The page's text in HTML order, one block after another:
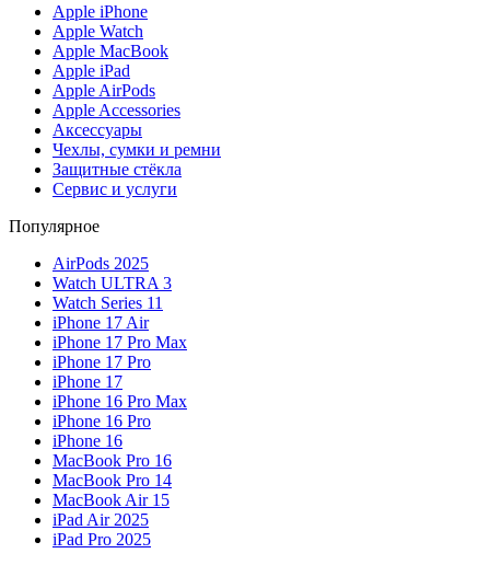
Apple iPhone
Apple Watch
Apple MacBook
Apple iPad
Apple AirPods
Apple Accessories
Аксессуары
Чехлы, сумки и ремни
Защитные стёкла
Сервис и услуги
Популярное
AirPods 2025
Watch ULTRA 3
Watch Series 11
iPhone 17 Air
iPhone 17 Pro Max
iPhone 17 Pro
iPhone 17
iPhone 16 Pro Max
iPhone 16 Pro
iPhone 16
MacBook Pro 16
MacBook Pro 14
MacBook Air 15
iPad Air 2025
iPad Pro 2025